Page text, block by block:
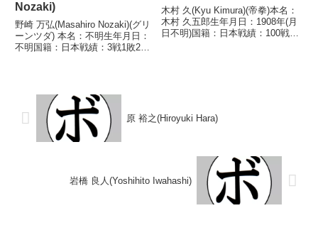
Nozaki)
野崎 万弘(Masahiro Nozaki)(グリ
ーンツダ) 本名：不明生年月日：
不明国籍：日本戦績：3戦1敗2
拳)1988/03/24 △...
木村 久(Kyu Kimura)(帝拳)本名：
木村 久五郎生年月日：1908年(月
日不明)国籍：日本戦績：100戦51
原 裕之(Hiroyuki Hara)
岩橋 良人(Yoshihito Iwahashi)